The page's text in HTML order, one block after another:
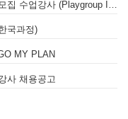
국과정)
MY PLAN
사 채용공고